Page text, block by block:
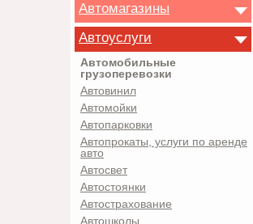
Автомагазины
Автоуслуги
Автомобильные
грузоперевозки
Автовинил
Автомойки
Автопарковки
Автопрокаты, услуги по аренде
авто
Автосвет
Автостоянки
Автострахование
Автошколы